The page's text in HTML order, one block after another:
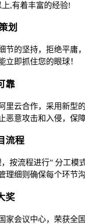
,有着丰富的经验!
划
节的坚持，拒绝平庸
立即抓住您的眼球！
靠
里云合作，采用新型
恶意攻击和入侵，保
流程
按流程进行” 分工模
理细则确保每个环节
奖
家会议中心，荣获全